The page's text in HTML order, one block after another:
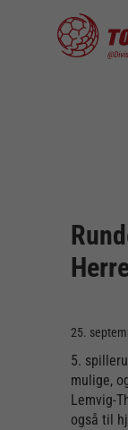
25.
5.
mulige,
Lemvig-
også til